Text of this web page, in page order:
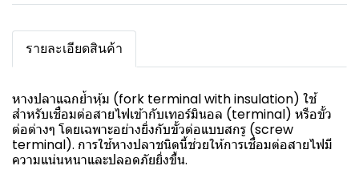
รายละเอียดสินค้า
หางปลาแฉกย้ำหุ้ม (fork terminal with insulation) ใช้
สำหรับเชื่อมต่อสายไฟเข้ากับเทอร์มินอล (terminal) หรือขั้ว
ต่อต่างๆ โดยเฉพาะอย่างยิ่งกับขั้วต่อแบบสกรู (screw
terminal). การใช้หางปลาชนิดนี้ช่วยให้การเชื่อมต่อสายไฟมี
ความแน่นหนาและปลอดภัยยิ่งขึ้น.